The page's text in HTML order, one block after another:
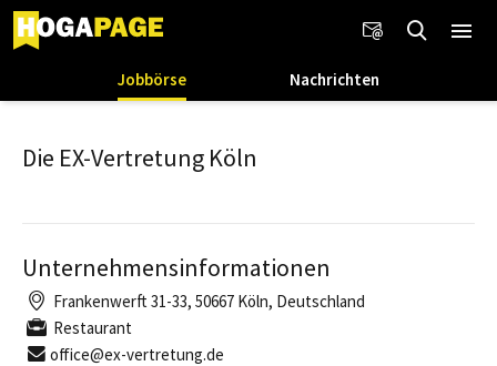
Jobbörse Nachrichten
Die EX-Vertretung Köln
Unternehmensinformationen
Frankenwerft 31-33, 50667 Köln, Deutschland
Restaurant
office@ex-vertretung.de